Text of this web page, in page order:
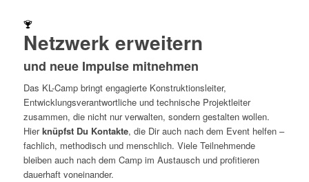
Netzwerk erweitern
und neue Impulse mitnehmen
Das KL-Camp bringt engagierte Konstruktionsleiter,
Entwicklungsverantwortliche und technische Projektleiter
zusammen, die nicht nur verwalten, sondern gestalten wollen.
Hierknüpfst Du Kontakte, die Dir auch nach dem Event helfen –
fachlich, methodisch und menschlich. Viele Teilnehmende
bleiben auch nach dem Camp im Austausch und profitieren
dauerhaft voneinander.